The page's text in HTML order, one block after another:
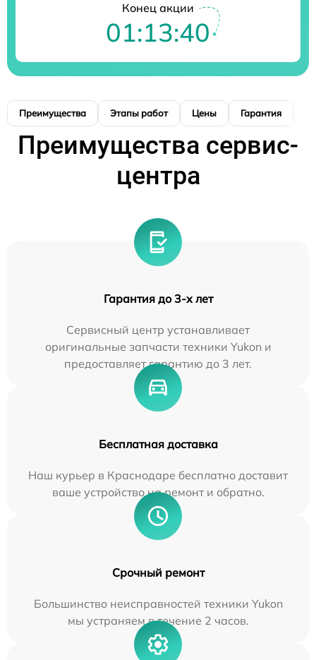
Конец акции
01:13:39
Преимущества Этапы работ Цены Гарантия
Преимущества сервис-
центра
Гарантия до 3-х лет
Сервисный центр устанавливает
оригинальные запчасти техники Yukon и
предоставляет гарантию до 3 лет.
Бесплатная доставка
Наш курьер в Краснодаре бесплатно доставит
ваше устройство на ремонт и обратно.
Срочный ремонт
Большинство неисправностей техники Yukon
мы устраняем в течение 2 часов.